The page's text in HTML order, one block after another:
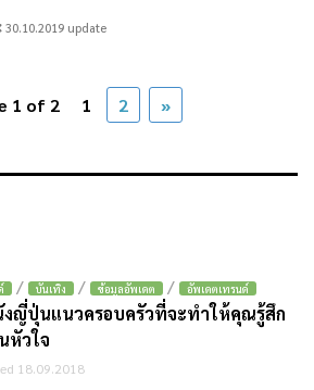
30.10.2019 update
1 of 2 1 2 »
/ บันเทิง / ข้อมูลอัพเดต / อัพเดตเทรนด์
งญี่ปุ่นแนวครอบครัวที่จะทำให้คุณรู้สึก
หัวใจ
18.09.2018